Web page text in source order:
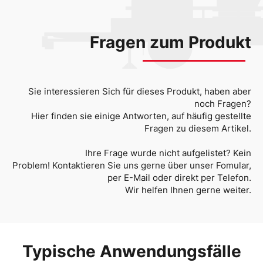
Fragen zum Produkt
Sie interessieren Sich für dieses Produkt, haben aber
noch Fragen?
Hier finden sie einige Antworten, auf häufig gestellte
Fragen zu diesem Artikel.
Ihre Frage wurde nicht aufgelistet? Kein
Problem! Kontaktieren Sie uns gerne über unser Fomular,
per E-Mail oder direkt per Telefon.
Wir helfen Ihnen gerne weiter.
Typische Anwendungsfälle